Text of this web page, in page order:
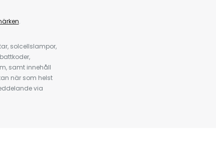
.
solcellslampor,
samt innehåll
när som helst
via